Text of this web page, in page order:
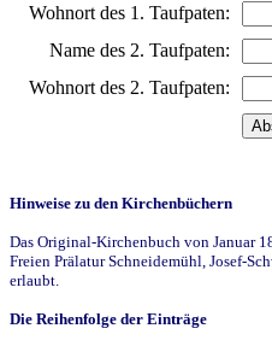
Wohnort des 1. Taufpaten:
Name des 2. Taufpaten:
Wohnort des 2. Taufpaten:
Hinweise zu den Kirchenbüchern
Das Original-Kirchenbuch von Januar
Freien Prälatur Schneidemühl, Josef-
erlaubt.
Die Reihenfolge der Einträge